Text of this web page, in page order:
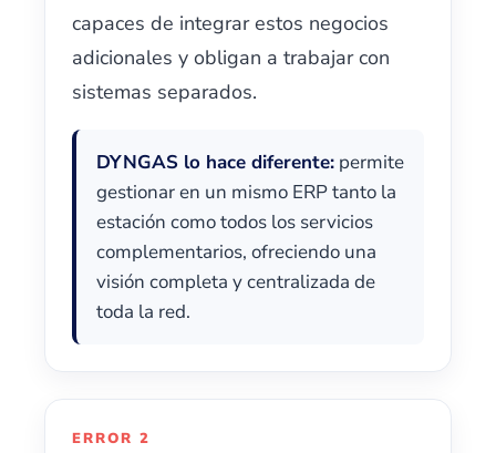
capaces de integrar estos negocios
adicionales y obligan a trabajar con
sistemas separados.
DYNGAS lo hace diferente: permite
gestionar en un mismo ERP tanto la
estación como todos los servicios
complementarios, ofreciendo una
visión completa y centralizada de
toda la red.
ERROR 2